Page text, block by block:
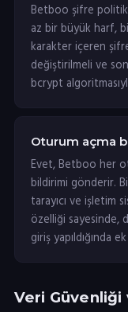
Betboo şifre
az bir büyük harf,
karakter içeren
değiştirilmeli ve
bcrypt
Oturum açma
Evet, Betboo her
bildirimi gönderir.
tarayıcı ve işletim
özelliği sayesinde,
giriş yapıldığında
Veri Güvenliği